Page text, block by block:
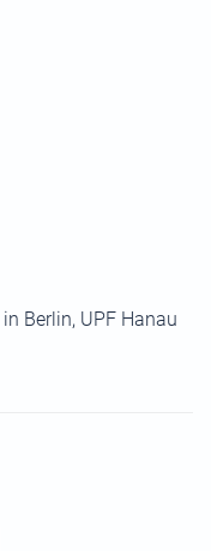
Berlin, UPF Hanau